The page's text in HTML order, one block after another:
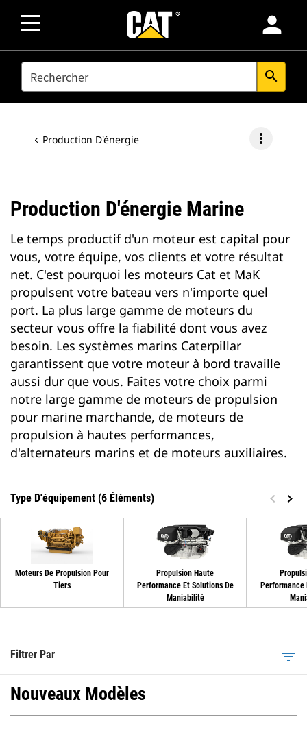
person
SEARCH search
Production D'énergie more_vert
Production D'énergie Marine
Le temps productif d'un moteur est capital pour
vous, votre équipe, vos clients et votre résultat
net. C'est pourquoi les moteurs Cat et MaK
propulsent votre bateau vers n'importe quel
port. La plus large gamme de moteurs du
secteur vous offre la fiabilité dont vous avez
besoin. Les systèmes marins Caterpillar
garantissent que votre moteur à bord travaille
aussi dur que vous. Faites votre choix parmi
notre large gamme de moteurs de propulsion
pour marine marchande, de moteurs de
propulsion à hautes performances,
d'alternateurs marins et de moteurs auxiliaires.
Type D'équipement (6 Éléments)
Moteurs De Propulsion Pour
Tiers
Propulsion Haute
Performance Et Solutions De
Maniabilité
Performance
Filtrer Par filter_list
Nouveaux Modèles